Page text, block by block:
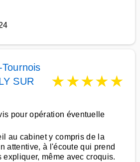
SUR
★★★★★
pour opération éventuelle
au cabinet y compris de la
attentive, à l'écoute qui prend
expliquer, même avec croquis.